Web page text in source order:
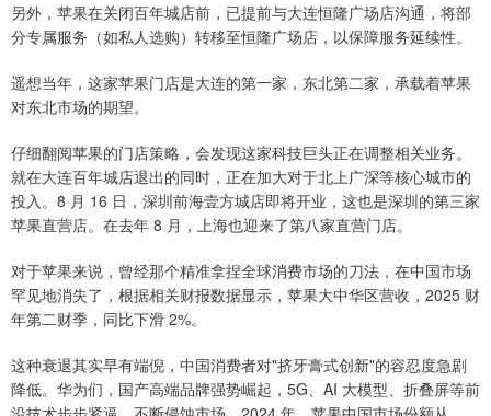
另外，苹果在关闭百年城店前，已提前与大连恒隆广场店沟通，将部
分专属服务（如私人选购）转移至恒隆广场店，以保障服务延续性。
遥想当年，这家苹果门店是大连的第一家，东北第二家，承载着苹果
对东北市场的期望。
仔细翻阅苹果的门店策略，会发现这家科技巨头正在调整相关业务。
就在大连百年城店退出的同时，正在加大对于北上广深等核心城市的
投入。8 月 16 日，深圳前海壹方城店即将开业，这也是深圳的第三家
苹果直营店。在去年 8 月，上海也迎来了第八家直营门店。
对于苹果来说，曾经那个精准拿捏全球消费市场的刀法，在中国市场
罕见地消失了，根据相关财报数据显示，苹果大中华区营收，2025 财
年第二财季，同比下滑 2%。
这种衰退其实早有端倪，中国消费者对"挤牙膏式创新"的容忍度急剧
降低。华为们，国产高端品牌强势崛起，5G、AI 大模型、折叠屏等前